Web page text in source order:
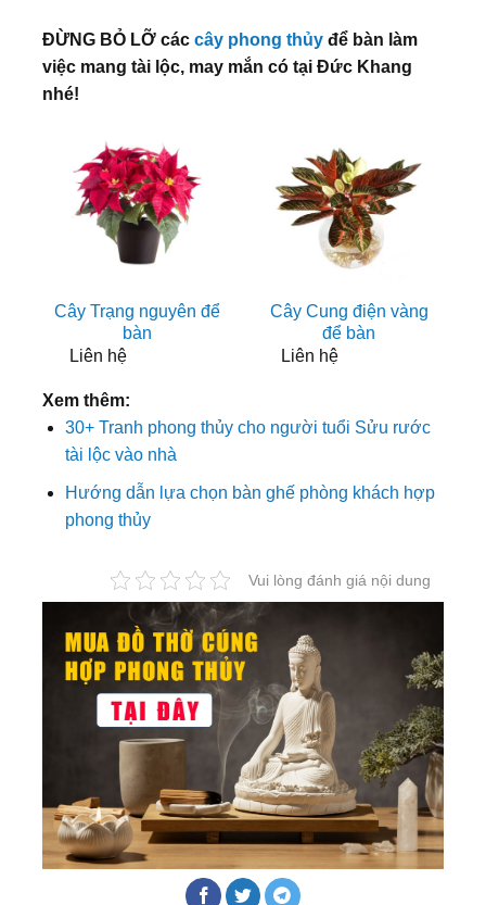
ĐỪNG BỎ LỠ các cây phong thủy để bàn làm
việc mang tài lộc, may mắn có tại Đức Khang
nhé!
Cây Trạng nguyên để
bàn
Liên hệ
Cây Cung điện vàng
để bàn
Liên hệ
Xem thêm:
30+ Tranh phong thủy cho người tuổi Sửu rước
tài lộc vào nhà
Hướng dẫn lựa chọn bàn ghế phòng khách hợp
phong thủy
Vui lòng đánh giá nội dung